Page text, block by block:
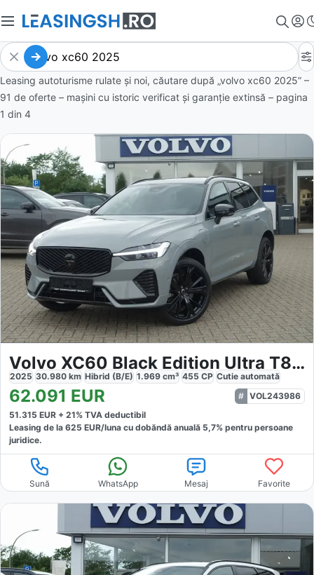
Leasing autoturisme rulate și noi, căutare după „volvo xc60 2025” –
91 de oferte – mașini cu istoric verificat și garanție extinsă – pagina
1 din 4
Volvo XC60 Black Edition Ultra T8 AWD
2025 30.980 km Hibrid (B/E) 1.969 cm³ 455 CP Cutie automată
62.091 EUR
VOL243986
51.315 EUR + 21% TVA deductibil
Leasing de la 625 EUR/luna cu dobăndă anuală 5,7% pentru persoane
juridice.
Sună WhatsApp Mesaj Favorite